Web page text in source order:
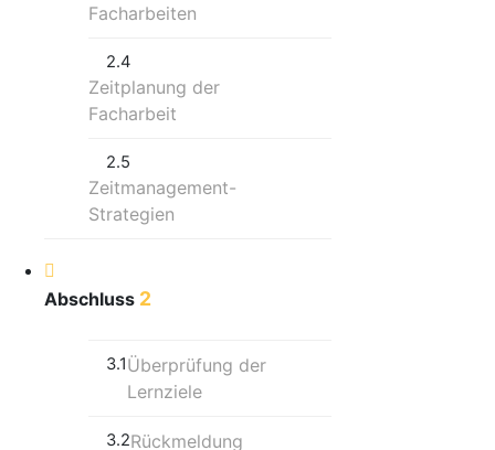
Facharbeiten
2.4
Zeitplanung der
Facharbeit
2.5
Zeitmanagement-
Strategien
Abschluss 2
3.1Überprüfung der
Lernziele
3.2Rückmeldung